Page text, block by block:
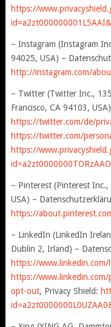
https://
– Instagram (Instagram
94025, USA) –
http://instagram.com/
– Twitter (Twitter Inc.,
Francisco, CA 94103,
https://twitter.com/de/
https://twitter.com/
https://
– Pinterest (Pinterest
USA) –
https://
– LinkedIn (LinkedIn
Dublin 2, Irland) –
https://www.linkedin.com/
https://
opt-out, Privacy Shield: